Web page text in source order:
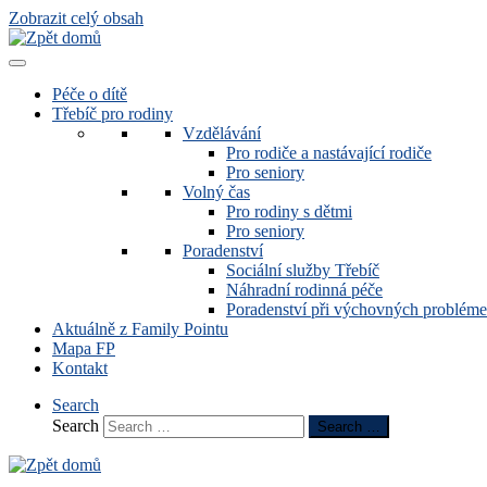
Zobrazit celý obsah
Péče o dítě
Třebíč pro rodiny
Vzdělávání
Pro rodiče a nastávající rodiče
Pro seniory
Volný čas
Pro rodiny s dětmi
Pro seniory
Poradenství
Sociální služby Třebíč
Náhradní rodinná péče
Poradenství při výchovných
Aktuálně z Family Pointu
Mapa FP
Kontakt
Search
Search
Search …